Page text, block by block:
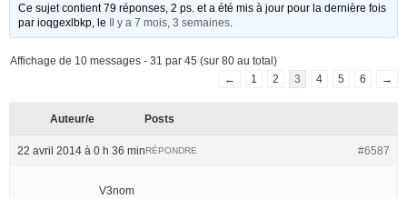
Ce sujet contient 79 réponses, 2 ps. et a été mis à jour pour la dernière fois
parioqgexlbkp , le Il y a 7 mois, 3 semaines
Affichage de 10 messages - 31 par 45 (sur 80 au total)
←
1 2 3 4 5 6 →
Auteur/e Posts
22 avril 2014 à 0 h 36 min #6587
RÉPONDRE
V3nom